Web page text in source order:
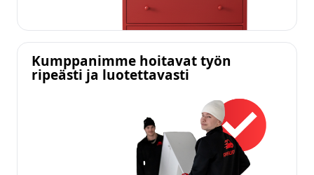
Kumppanimme hoitavat työn
ripeästi ja luotettavasti